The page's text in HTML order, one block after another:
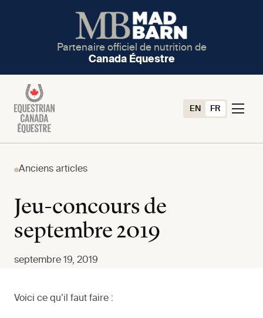
Partenaire officiel de nutrition de
Canada Équestre
EN FR
Anciens articles
Jeu-concours de
septembre 2019
septembre 19, 2019
Voici ce qu’il faut faire :